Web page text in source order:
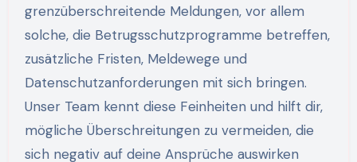
grenzüberschreitende Meldungen, vor allem
solche, die Betrugsschutzprogramme betreffen,
zusätzliche Fristen, Meldewege und
Datenschutzanforderungen mit sich bringen.
Unser Team kennt diese Feinheiten und hilft dir,
mögliche Überschreitungen zu vermeiden, die
sich negativ auf deine Ansprüche auswirken